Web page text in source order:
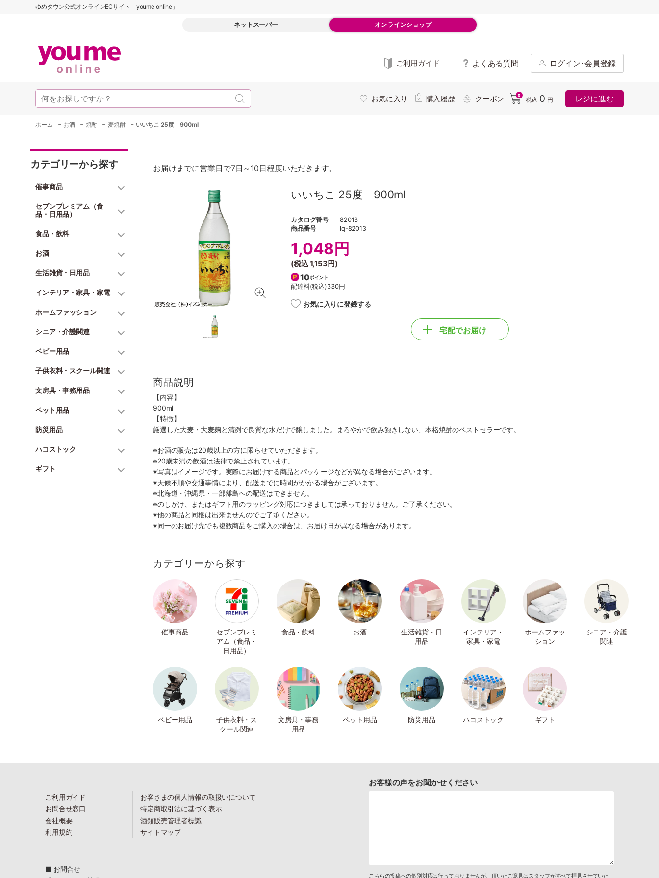
ゆめタウン公式オンラインECサイト「youme online」
ネットスーパー オンラインショップ
ご利用ガイド よくある質問 ログイン･会員登録
お気に入り 購入履歴 クーポン 0
税込 0 円 レジに進む
ホーム - お酒 - 焼酎 - 麦焼酎 - いいちこ 25度 900ml
カテゴリーから探す
催事商品
セブンプレミアム（食
品・日用品）
食品・飲料
お酒
生活雑貨・日用品
インテリア・家具・家電
ホームファッション
シニア・介護関連
ベビー用品
子供衣料・スクール関連
文房具・事務用品
ペット用品
防災用品
ハコストック
ギフト
お届けまでに営業日で7日～10日程度いただきます。
いいちこ 25度 900ml
カタログ番号
82013
商品番号
lq-82013
1,048円
(税込1,153円)
10ポイント
配達料(税込)330円
お気に入りに登録する
宅配でお届け
商品説明
【内容】
900ml
【特徴】
厳選した大麦・大麦麹と清冽で良質な水だけで醸しました。まろやかで飲み飽きしない、本格焼酎のベストセラーです。
※お酒の販売は20歳以上の方に限らせていただきます。
※20歳未満の飲酒は法律で禁止されています。
※写真はイメージです。実際にお届けする商品とパッケージなどが異なる場合がございます。
※天候不順や交通事情により、配送までに時間がかかる場合がございます。
※北海道・沖縄県・一部離島への配送はできません。
※のしがけ、またはギフト用のラッピング対応につきましては承っておりません。ご了承ください。
※他の商品と同梱は出来ませんのでご了承ください。
※同一のお届け先でも複数商品をご購入の場合は、お届け日が異なる場合があります。
カテゴリーから探す
催事商品
セブンプレミ
アム（食品・
日用品）
食品・飲料 お酒
生活雑貨・日
用品
インテリア・
家具・家電
ホームファッ
ション
シニア・介護
関連
ベビー用品
子供衣料・ス
クール関連
文房具・事務
用品
ペット用品 防災用品 ハコストック ギフト
ご利用ガイド
お問合せ窓口
会社概要
利用規約
お客さまの個人情報の取扱いについて
特定商取引法に基づく表示
酒類販売管理者標識
サイトマップ
■ お問合せ
お客様の声をお聞かせください
こちらの投稿への個別対応は行っておりませんが、頂いたご意見はスタッフがすべて拝見させていた